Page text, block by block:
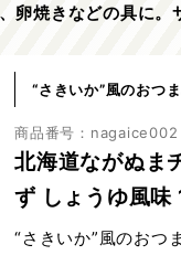
卵焼きなどの具に。
“さきいか”風のおつ
商品番号：nagaice002
北海道ながぬま
ず しょうゆ風味
“さきいか”風のおつ